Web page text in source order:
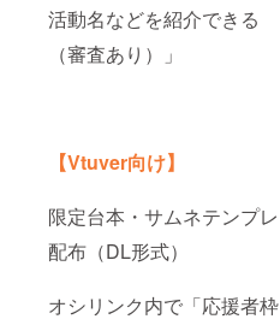
活動名などを紹介できる
（審査あり）」
【Vtuver向け】
限定台本・サムネテンプレ
配布（DL形式）
オシリンク内で「応援者枠